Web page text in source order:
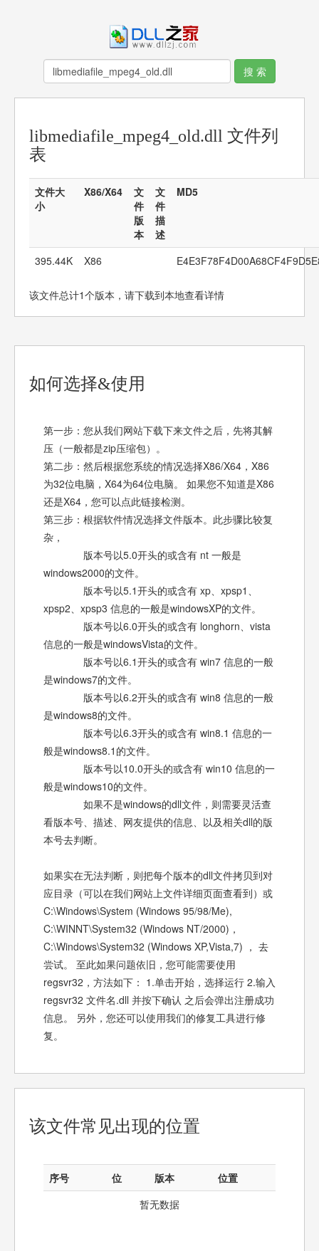
libmediafile_mpeg4_old.dll 文件列
表
文件大
小
X86/X64
文
件
版
本
文
件
描
述
MD5
395.44K X86
该文件总计1个版本，请下载到本地查看详情
如何选择&使用
第一步：您从我们网站下载下来文件之后，先将其解
压（一般都是zip压缩包）。
第二步：然后根据您系统的情况选择X86/X64，X86
为32位电脑，X64为64位电脑。 如果您不知道是X86
还是X64，您可以点此链接检测。
第三步：根据软件情况选择文件版本。此步骤比较复
杂，
版本号以5.0开头的或含有 nt 一般是
windows2000的文件。
版本号以5.1开头的或含有 xp、xpsp1、
xpsp2、xpsp3 信息的一般是windowsXP的文件。
版本号以6.0开头的或含有 longhorn、vista
信息的一般是windowsVista的文件。
版本号以6.1开头的或含有 win7 信息的一般
是windows7的文件。
版本号以6.2开头的或含有 win8 信息的一般
是windows8的文件。
版本号以6.3开头的或含有 win8.1 信息的一
般是windows8.1的文件。
版本号以10.0开头的或含有 win10 信息的一
般是windows10的文件。
如果不是windows的dll文件，则需要灵活查
看版本号、描述、网友提供的信息、以及相关dll的版
本号去判断。
如果实在无法判断，则把每个版本的dll文件拷贝到对
应目录（可以在我们网站上文件详细页面查看到）或
C:\Windows\System (Windows 95/98/Me),
C:\WINNT\System32 (Windows NT/2000)，
C:\Windows\System32 (Windows XP,Vista,7) ， 去
尝试。 至此如果问题依旧，您可能需要使用
regsvr32，方法如下： 1.单击开始，选择运行 2.输入
regsvr32 文件名.dll 并按下确认 之后会弹出注册成功
信息。 另外，您还可以使用我们的修复工具进行修
复。
该文件常见出现的位置
序号 位 版本
位置
暂无数据